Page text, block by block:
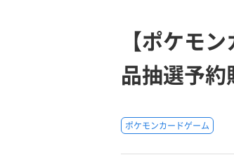
【ポケモ
品抽選予約
ポケモンカードゲーム